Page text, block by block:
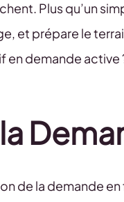
Plus qu’un
et prépare le
demande active
de la demande